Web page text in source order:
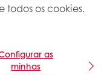
os cookies.
as
minhas